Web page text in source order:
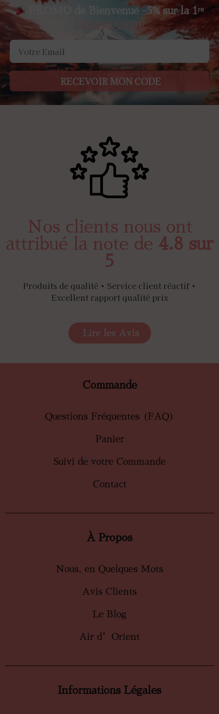
PROMO de Bienvenue -5% sur la 1ʳᵉ
COMMANDE
RECEVOIR MON CODE
Nos clients nous ont
attribué la note de 4.8 sur
5
Produits de qualité • Service client réactif •
Excellent rapport qualité prix
Lire les Avis
Commande
Questions Fréquentes (FAQ)
Panier
Suivi de votre Commande
Contact
À Propos
Nous, en Quelques Mots
Avis Clients
Le Blog
Air d’Orient
Informations Légales